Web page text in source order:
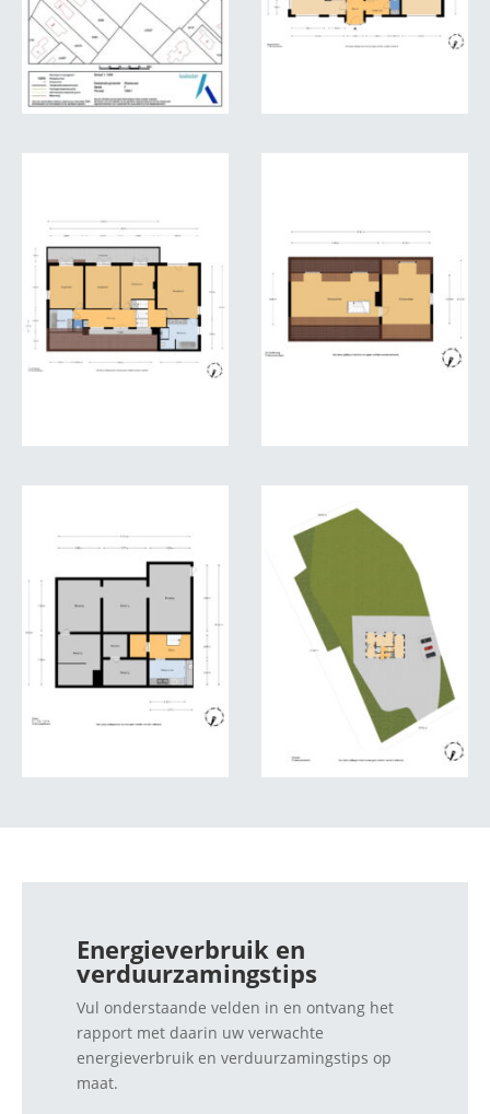
Energieverbruik en
verduurzamingstips
Vul onderstaande velden in en ontvang het
rapport met daarin uw verwachte
energieverbruik en verduurzamingstips op
maat.